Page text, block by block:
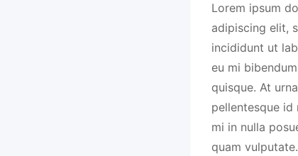
Lorem ipsum
adipiscing elit,
incididunt ut
eu mi
quisque. At
pellentesque
mi in nulla
quam